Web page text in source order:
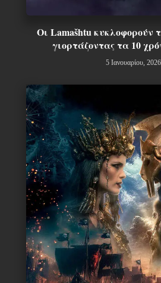
Οι Lamašhtu κυκλοφορούν
γιορτάζοντας τα 10
5 Ιανουαρίου, 2026